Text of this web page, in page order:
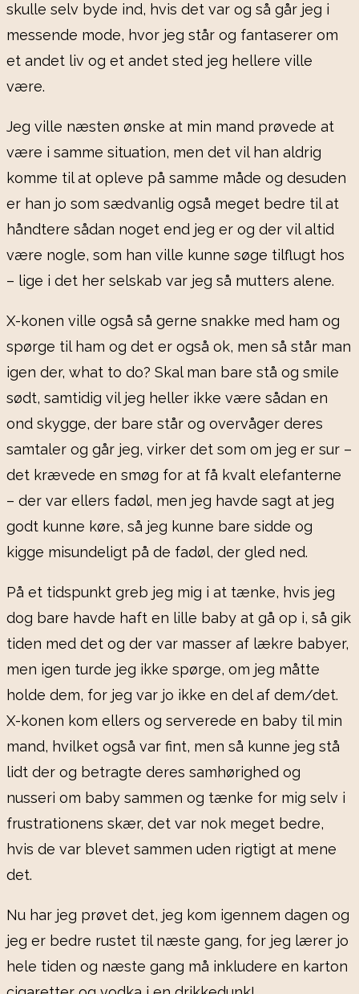
skulle selv byde ind, hvis det var og så går jeg i
messende mode, hvor jeg står og fantaserer om
et andet liv og et andet sted jeg hellere ville
være.
Jeg ville næsten ønske at min mand prøvede at
være i samme situation, men det vil han aldrig
komme til at opleve på samme måde og desuden
er han jo som sædvanlig også meget bedre til at
håndtere sådan noget end jeg er og der vil altid
være nogle, som han ville kunne søge tilflugt hos
– lige i det her selskab var jeg så mutters alene.
X-konen ville også så gerne snakke med ham og
spørge til ham og det er også ok, men så står man
igen der, what to do? Skal man bare stå og smile
sødt, samtidig vil jeg heller ikke være sådan en
ond skygge, der bare står og overvåger deres
samtaler og går jeg, virker det som om jeg er sur –
det krævede en smøg for at få kvalt elefanterne
– der var ellers fadøl, men jeg havde sagt at jeg
godt kunne køre, så jeg kunne bare sidde og
kigge misundeligt på de fadøl, der gled ned.
På et tidspunkt greb jeg mig i at tænke, hvis jeg
dog bare havde haft en lille baby at gå op i, så gik
tiden med det og der var masser af lækre babyer,
men igen turde jeg ikke spørge, om jeg måtte
holde dem, for jeg var jo ikke en del af dem/det.
X-konen kom ellers og serverede en baby til min
mand, hvilket også var fint, men så kunne jeg stå
lidt der og betragte deres samhørighed og
nusseri om baby sammen og tænke for mig selv i
frustrationens skær, det var nok meget bedre,
hvis de var blevet sammen uden rigtigt at mene
det.
Nu har jeg prøvet det, jeg kom igennem dagen og
jeg er bedre rustet til næste gang, for jeg lærer jo
hele tiden og næste gang må inkludere en karton